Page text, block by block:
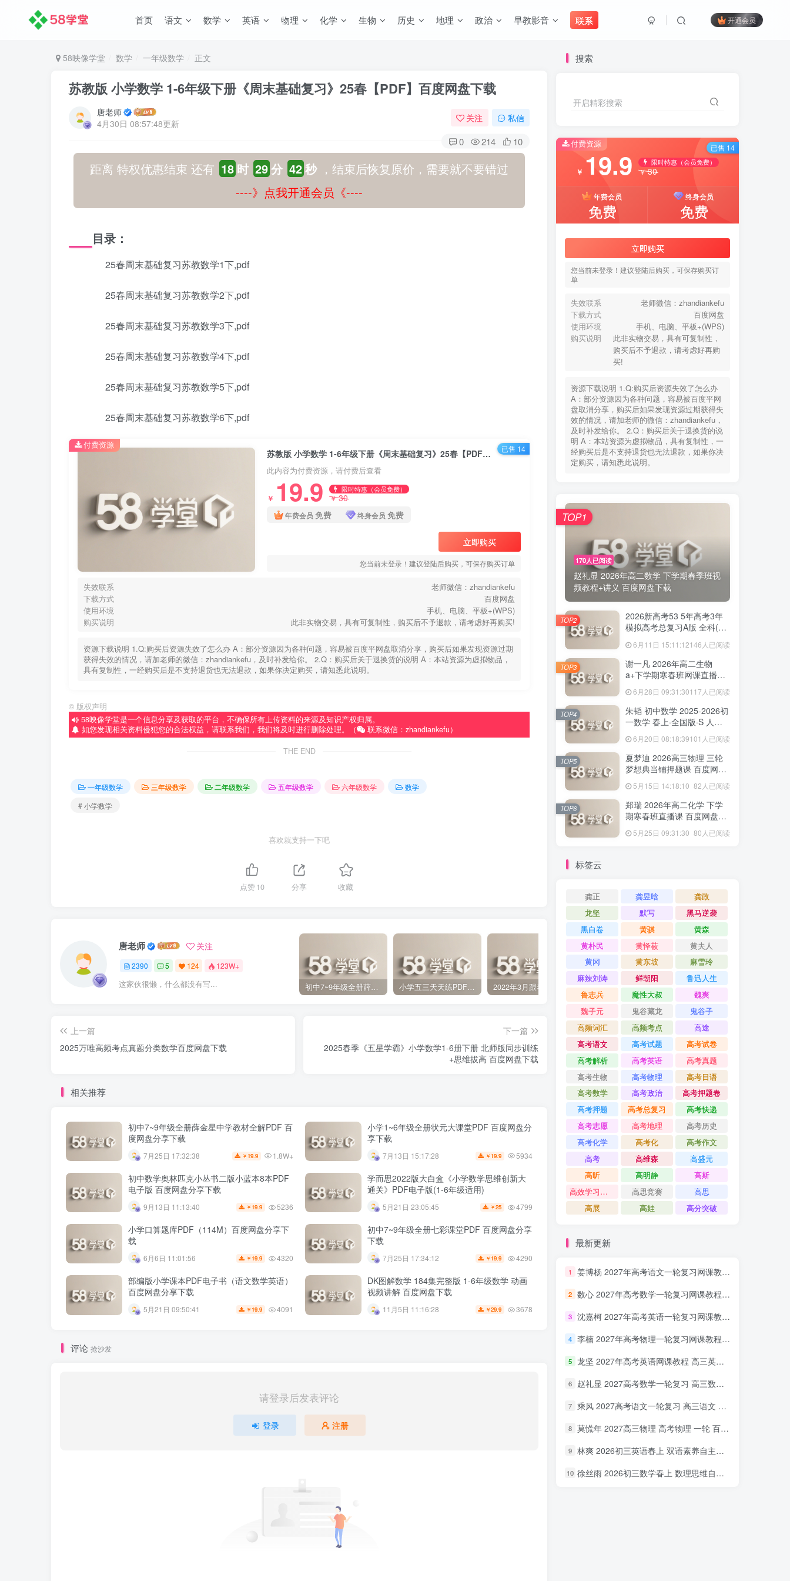
首页 语文 数学 英语 物理 化学 生物 历史 地理 政治 早教影音 联系 开通会员
58映像学堂 数学 一年级数学 正文
苏教版 小学数学 1-6年级下册《周末基础复习》25春【PDF】百度网盘下载
唐老师
4月30日 08:57:48更新
关注 私信
0 214 10
距离 特权优惠结束 还有 18 时 29分 41秒，结束后恢复原价，需要就不要错过
----》点我开通会员《----
目录：
25春周末基础复习苏教数学1下,pdf
25春周末基础复习苏教数学2下,pdf
25春周末基础复习苏教数学3下,pdf
25春周末基础复习苏教数学4下,pdf
25春周末基础复习苏教数学5下,pdf
25春周末基础复习苏教数学6下,pdf
苏教版 小学数学 1-6年级下册《周末基础复习》25春【PDF】百度网盘下载
此内容为付费资源，请付费后查看
￥ 19.9 限时特惠（会员免费）
￥30
年费会员 免费 终身会员 免费
立即购买
您当前未登录！建议登陆后购买，可保存购买订单
失效联系
老师微信：zhandiankefu
下载方式
百度网盘
使用环境
手机、电脑、平板+(WPS)
购买说明
此非实物交易，具有可复制性，购买后不予退款，请考虑好再购买!
资源下载说明 1.Q:购买后资源失效了怎么办 A：部分资源因为各种问题，容易被百度平网盘取消分享，购买后如果发现资源过期
获得失效的情况，请加老师的微信：zhandiankefu，及时补发给你。 2.Q：购买后关于退换货的说明 A：本站资源为虚拟物品，
具有复制性，一经购买后是不支持退货也无法退款，如果你决定购买，请知悉此说明。
付费资源 已售 14
© 版权声明
58映像学堂是一个信息分享及获取的平台，不确保所有上传资料的来源及知识产权归属。
如您发现相关资料侵犯您的合法权益，请联系我们，我们将及时进行删除处理。（
联系微信：zhandiankefu）
THE END
一年级数学 三年级数学 二年级数学 五年级数学 六年级数学
数学
# 小学数学
喜欢就支持一下吧
点赞10 分享 收藏
唐老师 关注
2390 5 124 123W+
这家伙很懒，什么都没有写... 初中7~9年级全册薛金星中学教材全解PDF 百度网盘分享下载 小学五三天天练PDF（压缩打包）百度网盘分享下载 2022年3月跟着书本去旅行 百度网盘分享下载 启蒙英语儿歌Super Simple Songs（1-3共44个视频）百度网盘分享下载
上一篇
2025万唯高频考点真题分类数学百度网盘下载
下一篇
2025春季《五星学霸》小学数学1-6册下册 北师版同步训练
+思维拔高 百度网盘下载
相关推荐
初中7~9年级全册薛金星中学教材全解PDF 百
度网盘分享下载
7月25日 17:32:38 ￥ 19.9 1.8W+
小学1~6年级全册状元大课堂PDF 百度网盘分
享下载
7月13日 15:17:28 ￥ 19.9 5934
初中数学奥林匹克小丛书二版小蓝本8本PDF
电子版 百度网盘分享下载
9月13日 11:13:40 ￥ 19.9 5236
学而思2022版大白盒《小学数学思维创新大
通关》PDF电子版(1-6年级适用)
5月21日 23:05:45 ￥25 4799
小学口算题库PDF（114M）百度网盘分享下
载
6月6日 11:01:56 ￥ 19.9 4320
初中7~9年级全册七彩课堂PDF 百度网盘分享
下载
7月25日 17:34:12 ￥ 19.9 4290
部编版小学课本PDF电子书（语文数学英语）
百度网盘分享下载
5月21日 09:50:41 ￥ 19.9 4091
DK图解数学 184集完整版 1-6年级数学 动画
视频讲解 百度网盘下载
11月5日 11:16:28 ￥29.9 3678
评论 抢沙发
请登录后发表评论
登录 注册
搜索
开启精彩搜索
付费资源
￥ 19.9 限时特惠（会员免费）
￥30
年费会员
免费
终身会员
免费
立即购买
您当前未登录！建议登陆后购买，可保存购买订
单
失效联系
老师微信：zhandiankefu
下载方式
百度网盘
使用环境
手机、电脑、平板+(WPS)
购买说明
此非实物交易，具有可复制性，
购买后不予退款，请考虑好再购
买!
资源下载说明 1.Q:购买后资源失效了怎么办
A：部分资源因为各种问题，容易被百度平网
盘取消分享，购买后如果发现资源过期获得失
效的情况，请加老师的微信：zhandiankefu，
及时补发给你。 2.Q：购买后关于退换货的说
明 A：本站资源为虚拟物品，具有复制性，一
经购买后是不支持退货也无法退款，如果你决
定购买，请知悉此说明。
已售 14
170人已阅读
赵礼显 2026年高二数学 下学期春季班视
频教程+讲义 百度网盘下载
TOP1
2026新高考53 5年高考3年
模拟高考总复习A版 全科(无
6月11日 15:11:12146人已阅读
TOP2
谢一凡 2026年高二生物
a+下学期寒春班网课直播教
6月28日 09:31:30117人已阅读
TOP3
朱韬 初中数学 2025-2026初
一数学 春上·全国版·S 人教
6月20日 08:18:39101人已阅读
TOP4
夏梦迪 2026高三物理 三轮
梦想典当铺押题课 百度网盘
5月15日 14:18:10 82人已阅读
TOP5
郑瑞 2026年高二化学 下学
期寒春班直播课 百度网盘下
5月25日 09:31:30 80人已阅读
TOP6
标签云
龚正 龚昱晗
龚政
龙坚
默写
黑马逆袭
黑白卷
黄骐
黄森
黄朴民
黄怿莜
黄夫人
黄冈
黄东坡
麻雪玲
麻辣刘涛
鲜朝阳
鲁迅人生
鲁志兵
魔性大叔
魏爽
魏子元
鬼谷藏龙
鬼谷子
高频词汇
高频考点
高途
高考语文
高考试题
高考试卷
高考解析
高考英语
高考真题
高考生物
高考物理
高考日语
高考数学
高考政治
高考押题卷
高考押题
高考总复习
高考快递
高考志愿
高考地理
高考历史
高考化学
高考化
高考作文
高考
高维森
高盛元
高昕
高明静
高斯
高效学习方法课
高思竞赛
高思
高展
高娃 高分突破
最新更新
1 姜博杨 2027年高考语文一轮复习网课教程 高三语文 上学期暑假班视频教程 百度网盘下载
2 数心 2027年高考数学一轮复习网课教程 高三数学 上学期暑假班视频教程 百度网盘下载
3 沈嘉柯 2027年高考英语一轮复习网课教程 高三英语 上学期暑假班视频教程 百度网盘下载
4 李楠 2027年高考物理一轮复习网课教程 高三物理 上学期暑假班视频教程 百度网盘下载
5 龙坚 2027年高考英语网课教程 高三英语 一轮复习视频教程 百度网盘下载
6 赵礼显 2027高考数学一轮复习 高三数学 网课视频教程暑假班 百度网盘下载
7 乘风 2027高考语文一轮复习 高三语文 网课视频教程暑秋班 百度网盘下载
8 莫慌年 2027高三物理 高考物理 一轮 百度网盘下载
9 林爽 2026初三英语春上 双语素养自主学习·TY·A+（一期）百度网盘下载
10 徐丝雨 2026初三数学春上 数理思维自主学习·TY·A+（二期）百度网盘下载